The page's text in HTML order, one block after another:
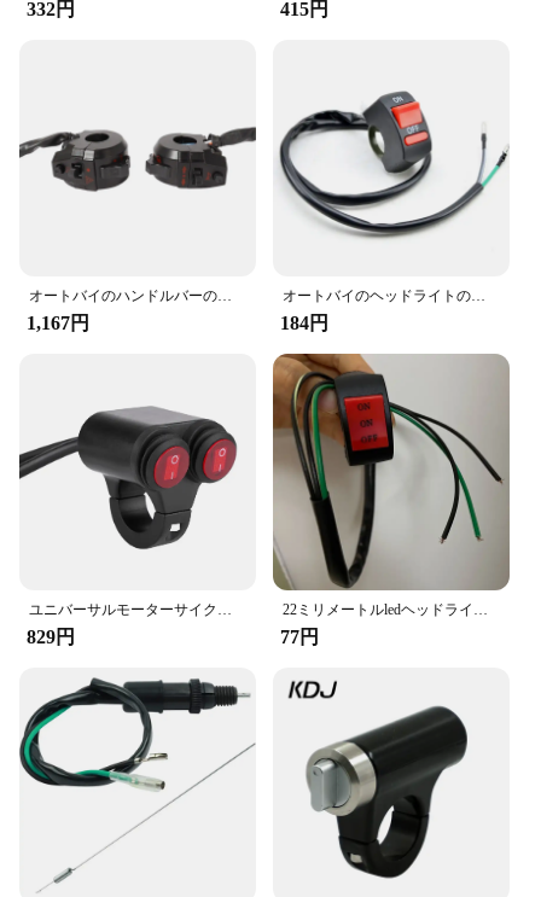
332円 415円
1,167円
オートバイのヘッドライトのスイッチ,オフボタン,警告灯,スクーター,ホンダ,ヤマハ,カワサキ
184円
829円 77円